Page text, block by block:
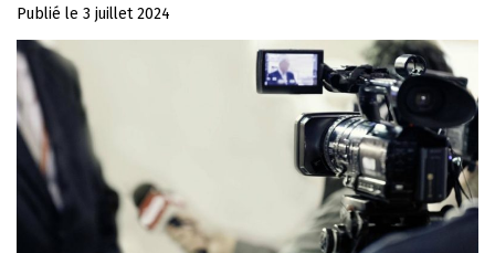
Publié le 3 juillet 2024